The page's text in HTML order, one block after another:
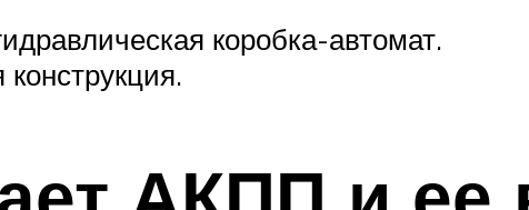
коробка-автомат.